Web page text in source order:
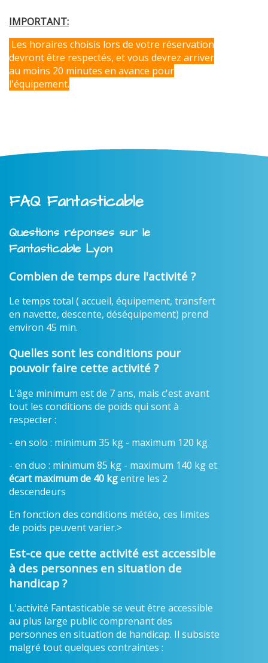
IMPORTANT:
Les horaires choisis lors de votre réservation
devront être respectés, et vous devrez arriver
au moins 20 minutes en avance pour
l'équipement.
FAQ Fantasticable
Questions réponses sur le
Fantasticable Lyon
Combien de temps dure l'activité ?
Le temps total ( accueil, équipement, transfert
en navette, descente, déséquipement) prend
environ 45 min.
Quelles sont les conditions pour
pouvoir faire cette activité ?
L'âge minimum est de 7 ans, mais c'est avant
tout les conditions de poids qui sont à
respecter :
- en solo : minimum 35 kg - maximum 120 kg
- en duo : minimum 85 kg - maximum 140 kg et
écart maximum de 40 kgentre les 2
descendeurs
En fonction des conditions météo, ces limites
de poids peuvent varier.>
Est-ce que cette activité est accessible
à des personnes en situation de
handicap ?
L'activité Fantasticable se veut être accessible
au plus large public comprenant des
personnes en situation de handicap. Il subsiste
malgré tout quelques contraintes :